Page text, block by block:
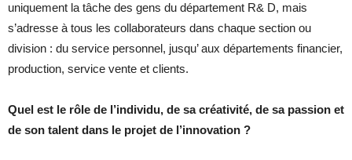
uniquement la tâche des gens du département R& D, mais
s’adresse à tous les collaborateurs dans chaque section ou
division : du service personnel, jusqu’ aux départements financier,
production, service vente et clients.
Quel est le rôle de l’individu, de sa créativité, de sa passion et
de son talent dans le projet de l’innovation ?